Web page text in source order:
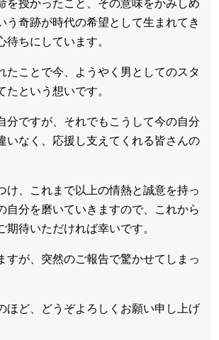
を授かったこと、その意味をかみしめ
う奇跡が時代の希望として生まれてき
待ちにしています。
たことで今、ようやく男としてのスタ
たという想いです。
分ですが、それでもこうして今の自分
いなく、応援し支えてくれる皆さんの
け、これまで以上の情熱と誠意を持っ
自分を磨いていきますので、これから
期待いただければ幸いです。
すが、突然のご報告で驚かせてしまっ
ほど、どうぞよろしくお願い申し上げ